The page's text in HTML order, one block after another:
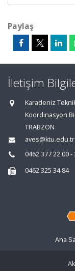
Paylaş
İletişim
Karadeniz
Koordinasyon
TRABZON
aves@ktu.edu.tr
0462 377 22 00 -
0462 325 34 84
Ana